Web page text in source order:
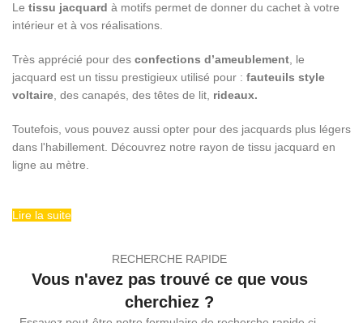
Letissu jacquard à motifs permet de donner du cachet à votre
intérieur et à vos réalisations.
Très apprécié pour desconfections d’ameublement , le
jacquard est un tissu prestigieux utilisé pour :fauteuils style
voltaire , des canapés, des têtes de lit, rideaux.
Toutefois, vous pouvez aussi opter pour des jacquards plus légers
dans l'habillement. Découvrez notre rayon de tissu jacquard en
ligne au mètre.
Lire la suite
RECHERCHE RAPIDE
Vous n'avez pas trouvé ce que vous
cherchiez ?